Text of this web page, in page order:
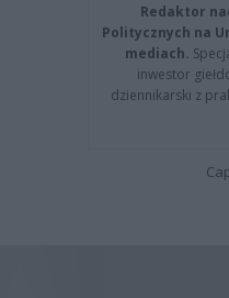
Redaktor
Politycznych na
mediach.
inwestor
dziennikarski z